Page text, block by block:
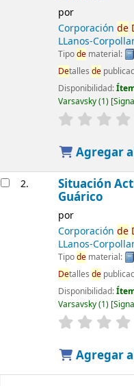
por
Corporación de
LLanos-
Tipodematerial:
Detalles de
Disponibilidad:
Varsavsky(1)
Agregar
2. Situación
Guárico
por
Corporación de
LLanos-
Tipodematerial:
Detalles de
Disponibilidad:
Varsavsky(1)
Agregar